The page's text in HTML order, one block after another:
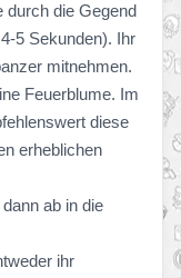
durch die Gegend
5 Sekunden). Ihr
mitnehmen.
Feuerblume. Im
diese
erheblichen
ab in die
ihr